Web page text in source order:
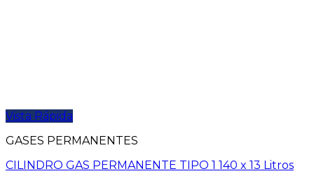
Vista Rápida
GASES PERMANENTES
CILINDRO GAS PERMANENTE TIPO 1 140 x 13 Litros